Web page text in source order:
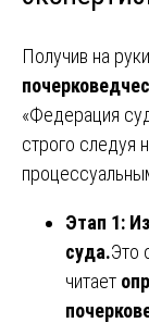
Получив на руки
«Федерация
строго следуя
Этап 1:
суда.Это
читает